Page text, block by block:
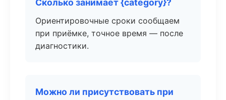
Сколько занимает {category}?
Ориентировочные сроки сообщаем
при приёмке, точное время — после
диагностики.
Можно ли присутствовать при